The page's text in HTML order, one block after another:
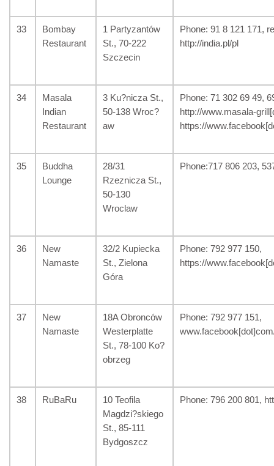
33
Bombay
Restaurant
1 Partyzantów
St., 70-222
Szczecin
Phone: 91 8 121 171,
http://india.pl/pl
34
Masala
Indian
Restaurant
3 Ku?nicza St.,
50-138 Wroc?
aw
Phone: 71 302 69 49,
http://www.masala-
https://
35
Buddha
Lounge
28/31
Rzeznicza St.,
50-130
Wroclaw
Phone:717 806 203,
36
New
Namaste
32/2 Kupiecka
St., Zielona
Góra
Phone: 792 977 150,
https://
37
New
Namaste
18A Obronców
Westerplatte
St., 78-100 Ko?
obrzeg
Phone: 792 977 151,
38 RuBaRu
10 Teofila
Magdzi?skiego
St., 85-111
Bydgoszcz
Phone: 796 200 801,